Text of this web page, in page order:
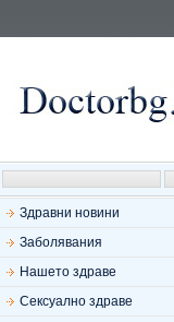
Здравни новини
Заболявания
Нашето здраве
Сексуално здраве